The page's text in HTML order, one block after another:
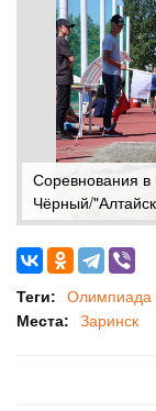
Соревнования
Чёрный/
Теги:
Олимпиада
Места:
Заринск